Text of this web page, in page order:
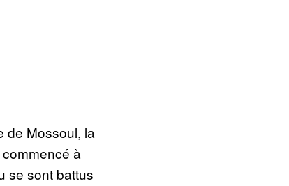
de Mossoul, la
à
se sont battus